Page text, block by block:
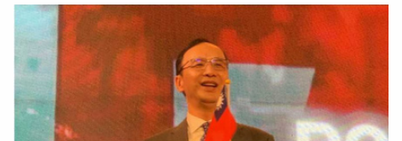
嗎？這實在讓人覺得難以不解。」在中天任職16年的戴立綱
也表示，「16年的時間了，在中天電視台和許許多多的同事
共事到現在，經歷過風風雨雨，萬萬沒有想到的一件事情，
居然言論自由在現在這個時候，台灣都已經解嚴30多年的時
間，它消失掉了，電視台被關掉了，難以置信啊！」主播馬
千惠
更沉痛地說：「民不與官鬥，鬥不過國家機器，我到今